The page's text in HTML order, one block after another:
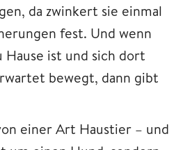
da zwinkert sie einmal
fest. Und wenn
Hause ist und sich dort
bewegt, dann gibt
einer Art Haustier – und